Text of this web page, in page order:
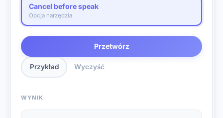
Cancel before speak
Opcja narzędzia
Przetwórz
Przykład Wyczyść
WYNIK